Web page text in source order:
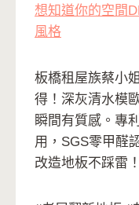
想知道你的空間
風格
板橋租屋族蔡小
得！深灰清水模
瞬間有質感。專
用，SGS零甲醛
改造地板不踩雷！